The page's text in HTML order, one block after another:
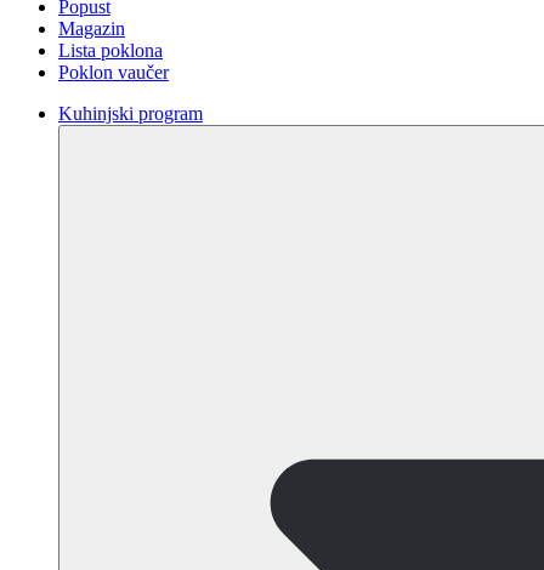
Popust
Magazin
Lista poklona
Poklon vaučer
Kuhinjski program